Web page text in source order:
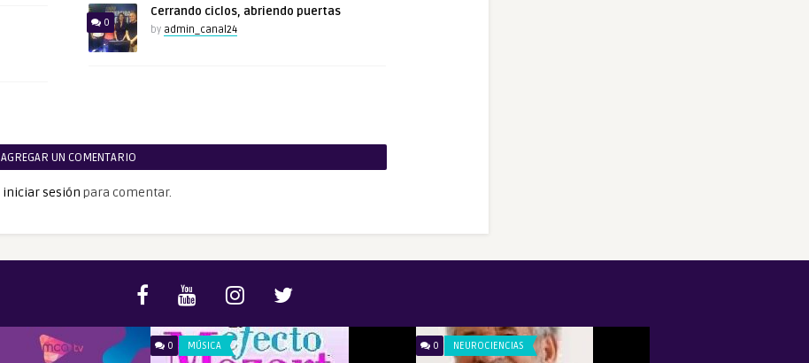
0
Cerrando ciclos, abriendo puertas
by admin_canal24
AGREGAR UN COMENTARIO
iniciar sesión para comentar.
0 MÚSICA 0 NEUROCIENCIAS